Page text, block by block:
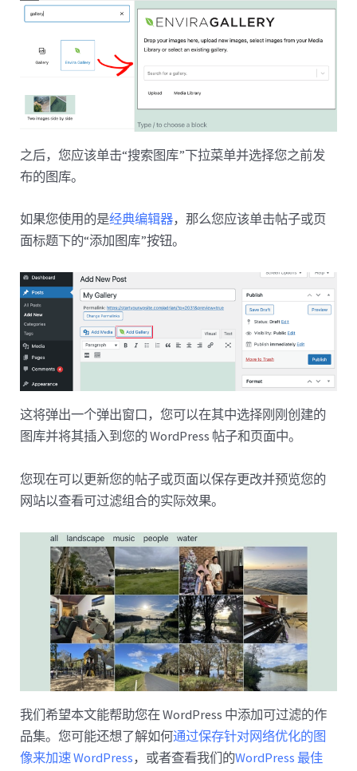
之后，您应该单击“搜索图库”下拉菜单并选择您之前发
布的图库。
如果您使用的是经典编辑器，那么您应该单击帖子或页
面标题下的“添加图库”按钮。
这将弹出一个弹出窗口，您可以在其中选择刚刚创建的
图库并将其插入到您的 WordPress 帖子和页面中。
您现在可以更新您的帖子或页面以保存更改并预览您的
网站以查看可过滤组合的实际效果。
我们希望本文能帮助您在 WordPress 中添加可过滤的作
品集。您可能还想了解如何通过保存针对网络优化的图
像来加速 WordPress ，或者查看我们的WordPress 最佳